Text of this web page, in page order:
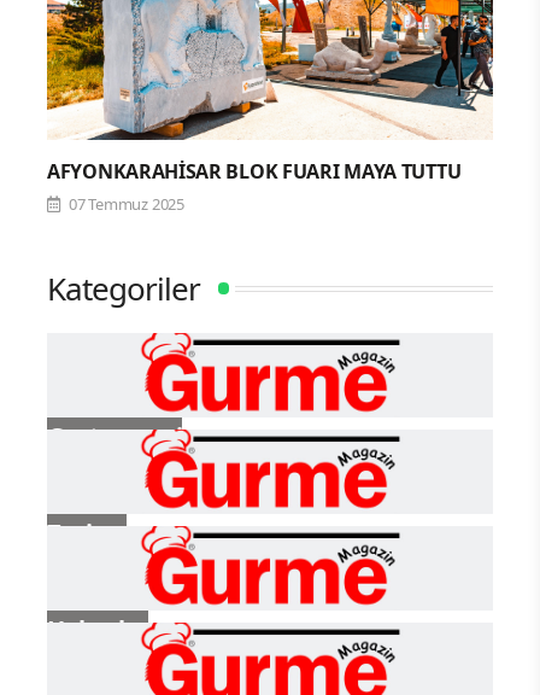
AFYONKARAHİSAR BLOK FUARI MAYA TUTTU
07 Temmuz 2025
Kategoriler
Gastronomi
Turizm
Haberler